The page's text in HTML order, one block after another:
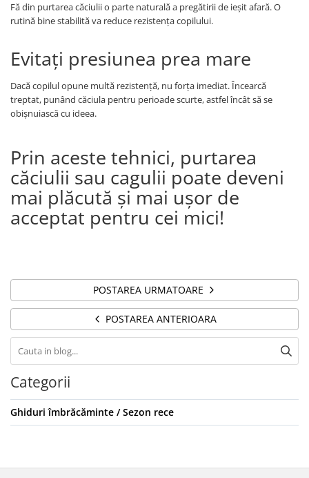
Fă din purtarea căciulii o parte naturală a pregătirii de ieșit afară. O
rutină bine stabilită va reduce rezistența copilului.
Evitați presiunea prea mare
Dacă copilul opune multă rezistență, nu forța imediat. Încearcă
treptat, punând căciula pentru perioade scurte, astfel încât să se
obișnuiască cu ideea.
Prin aceste tehnici, purtarea
căciulii sau cagulii poate deveni
mai plăcută și mai ușor de
acceptat pentru cei mici!
POSTAREA URMATOARE
POSTAREA ANTERIOARA
Categorii
Ghiduri îmbrăcăminte / Sezon rece